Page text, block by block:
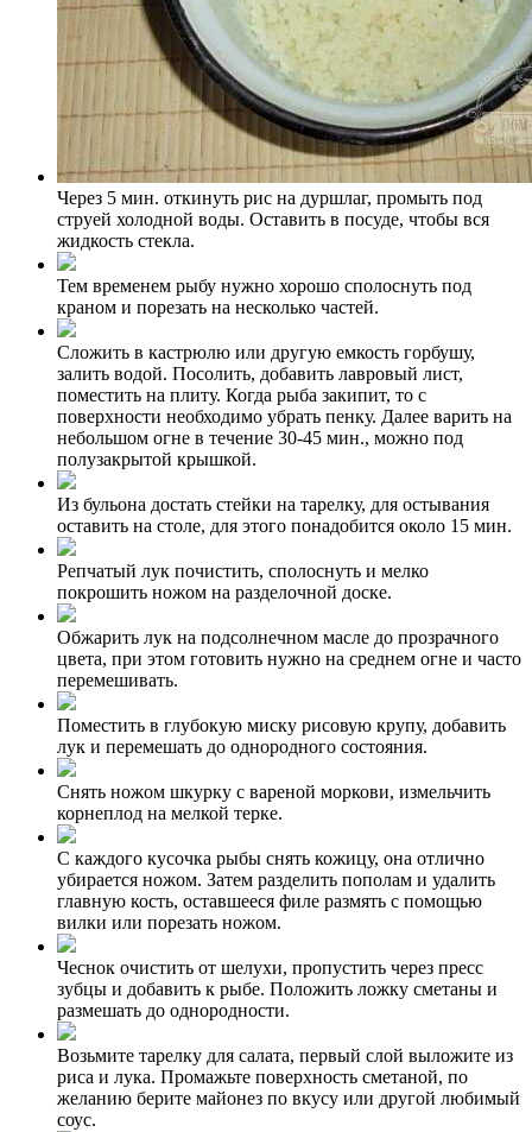
Через 5 мин. откинуть рис на дуршлаг, промыть под
струей холодной воды. Оставить в посуде, чтобы вся
жидкость стекла.
Тем временем рыбу нужно хорошо сполоснуть под
краном и порезать на несколько частей.
Сложить в кастрюлю или другую емкость горбушу,
залить водой. Посолить, добавить лавровый лист,
поместить на плиту. Когда рыба закипит, то с
поверхности необходимо убрать пенку. Далее варить на
небольшом огне в течение 30-45 мин., можно под
полузакрытой крышкой.
Из бульона достать стейки на тарелку, для остывания
оставить на столе, для этого понадобится около 15 мин.
Репчатый лук почистить, сполоснуть и мелко
покрошить ножом на разделочной доске.
Обжарить лук на подсолнечном масле до прозрачного
цвета, при этом готовить нужно на среднем огне и часто
перемешивать.
Поместить в глубокую миску рисовую крупу, добавить
лук и перемешать до однородного состояния.
Снять ножом шкурку с вареной моркови, измельчить
корнеплод на мелкой терке.
С каждого кусочка рыбы снять кожицу, она отлично
убирается ножом. Затем разделить пополам и удалить
главную кость, оставшееся филе размять с помощью
вилки или порезать ножом.
Чеснок очистить от шелухи, пропустить через пресс
зубцы и добавить к рыбе. Положить ложку сметаны и
размешать до однородности.
Возьмите тарелку для салата, первый слой выложите из
риса и лука. Промажьте поверхность сметаной, по
желанию берите майонез по вкусу или другой любимый
соус.